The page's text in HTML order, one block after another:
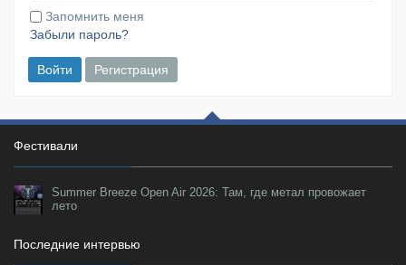
Запомнить меня
Забыли пароль?
Войти Регистрация
Фестивали
Summer Breeze Open Air 2026: Там, где метал провожает
лето
Последние интервью